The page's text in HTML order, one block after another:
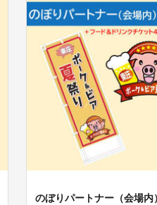
のぼりパートナー（会場内